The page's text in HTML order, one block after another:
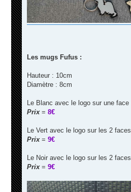
Les mugs Fufus :
Hauteur : 10cm
Diamètre : 8cm
Le Blanc avec le logo sur une face
Prix = 8€
Le Vert avec le logo sur les 2 faces
Prix = 9€
Le Noir avec le logo sur les 2 faces
Prix = 9€